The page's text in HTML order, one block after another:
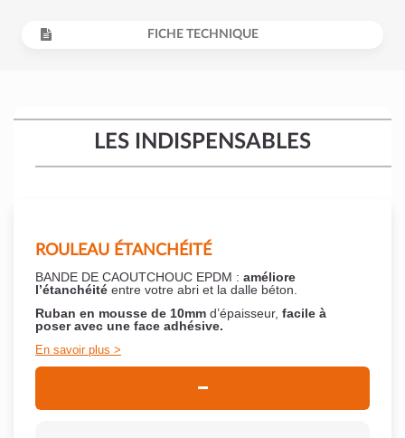
FICHE TECHNIQUE
LES INDISPENSABLES
ROULEAU ÉTANCHÉITÉ
BANDE DE CAOUTCHOUC EPDM : améliore
l’étanchéité entre votre abri et la dalle béton.
Ruban en mousse de 10mm d’épaisseur, facile à
poser avec une face adhésive.
En savoir plus